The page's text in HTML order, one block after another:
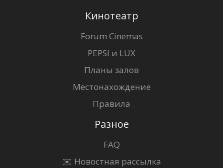
Кинотеатр
Forum Cinemas
PEPSI и LUX
Планы залов
Местонахождение
Правила
Разное
FAQ
✉️ Новостная рассылка